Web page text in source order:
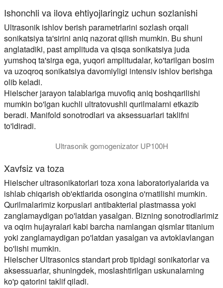
Ishonchli va ilova ehtiyojlaringiz uchun sozlanishi
Ultrasonik ishlov berish parametrlarini sozlash orqali
sonikatsiya ta'sirini aniq nazorat qilish mumkin. Bu shuni
anglatadiki, past amplituda va qisqa sonikatsiya juda
yumshoq ta'sirga ega, yuqori amplitudalar, ko'tarilgan bosim
va uzoqroq sonikatsiya davomiyligi intensiv ishlov berishga
olib keladi.
Hielscher jarayon talablariga muvofiq aniq boshqarilishi
mumkin bo'lgan kuchli ultratovushli qurilmalarni etkazib
beradi. Manifold sonotrodlari va aksessuarlari taklifni
to'ldiradi.
Ultrasonik gomogenizator UP100H
Xavfsiz va toza
Hielscher ultrasonikatorlari toza xona laboratoriyalarida va
ishlab chiqarish ob'ektlarida osongina o'rnatilishi mumkin.
Qurilmalarimiz korpuslari antibakterial plastmassa yoki
zanglamaydigan po'latdan yasalgan. Bizning sonotrodlarimiz
va oqim hujayralari kabi barcha namlangan qismlar titanium
yoki zanglamaydigan po'latdan yasalgan va avtoklavlangan
bo'lishi mumkin.
Hielscher Ultrasonics standart prob tipidagi sonikatorlar va
aksessuarlar, shuningdek, moslashtirilgan uskunalarning
ko'p qatorini taklif qiladi.